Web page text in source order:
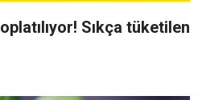
Sıkça tüketilen